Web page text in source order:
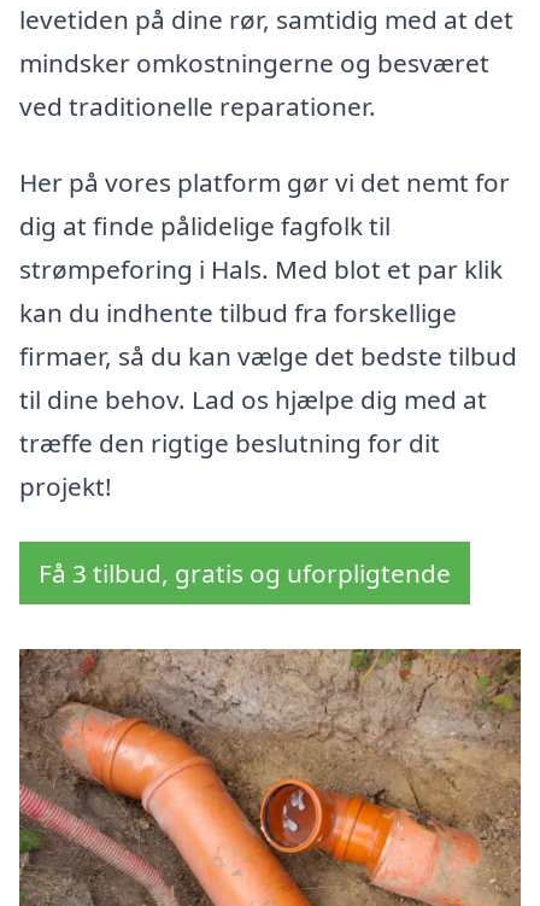
levetiden på dine rør, samtidig med at det
mindsker omkostningerne og besværet
ved traditionelle reparationer.
Her på vores platform gør vi det nemt for
dig at finde pålidelige fagfolk til
strømpeforing i Hals. Med blot et par klik
kan du indhente tilbud fra forskellige
firmaer, så du kan vælge det bedste tilbud
til dine behov. Lad os hjælpe dig med at
træffe den rigtige beslutning for dit
projekt!
Få 3 tilbud, gratis og uforpligtende